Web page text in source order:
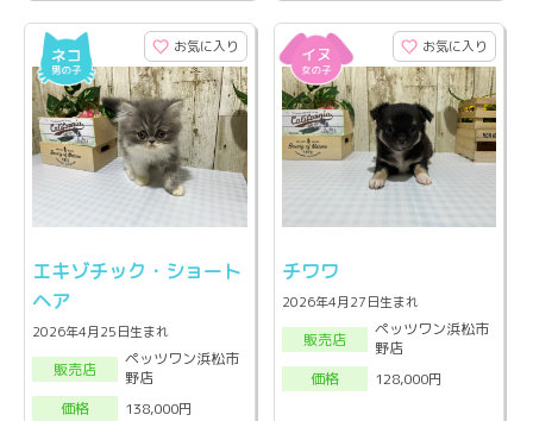
お気に入り
エキゾチック・ショート
ヘア
2026年4月25日生まれ
販売店
ペッツワン浜松市
野店
価格
138,000円
お気に入り
チワワ
2026年4月27日生まれ
販売店
ペッツワン浜松市
野店
価格
128,000円